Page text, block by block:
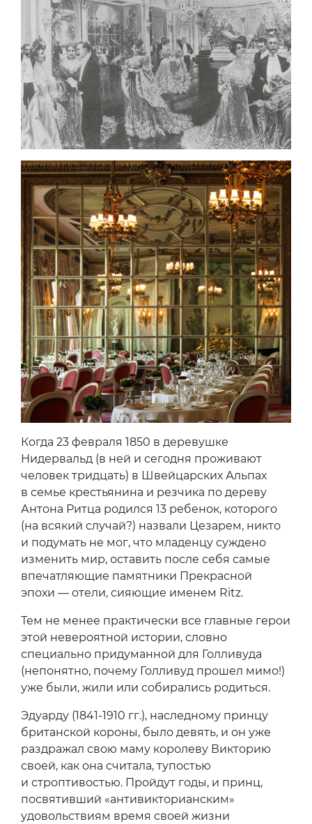
Когда 23 февраля 1850 в деревушке
Нидервальд (в ней и сегодня проживают
человек тридцать) в Швейцарских Альпах
в семье крестьянина и резчика по дереву
Антона Ритца родился 13 ребенок, которого
(на всякий случай?) назвали Цезарем, никто
и подумать не мог, что младенцу суждено
изменить мир, оставить после себя самые
впечатляющие памятники Прекрасной
эпохи — отели, сияющие именем Ritz.
Тем не менее практически все главные герои
этой невероятной истории, словно
специально придуманной для Голливуда
(непонятно, почему Голливуд прошел мимо!)
уже были, жили или собирались родиться.
Эдуарду (1841-1910 гг.), наследному принцу
британской короны, было девять, и он уже
раздражал свою маму королеву Викторию
своей, как она считала, тупостью
и строптивостью. Пройдут годы, и принц,
посвятивший «антивикторианским»
удовольствиям время своей жизни